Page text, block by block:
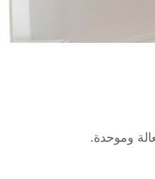
وموحدة.